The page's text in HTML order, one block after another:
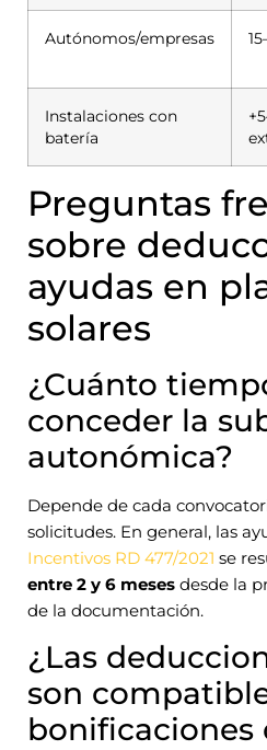
Autónomos/empresas
Instalaciones con
batería
Preguntas
sobre
ayudas en
solares
¿Cuánto
conceder la
autonómica?
Depende de cada
solicitudes. En general, las
Incentivos RD 477/2021 se
entre 2 y 6 meses desde la
de la documentación.
¿Las
son
bonificaciones